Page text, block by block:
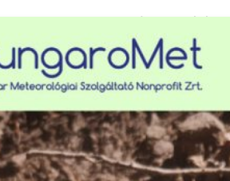
A HungaroMet Nonprofit Zrt.
2020-as éghajlati normált, amivel a
legmagasabb hőmérséklet
követően a júliusi és…
Tovább a tanulmányhoz